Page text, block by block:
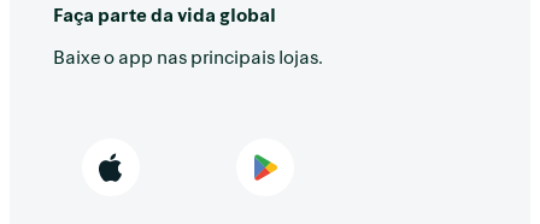
Faça parte da vida global
Baixe o app nas principais lojas.